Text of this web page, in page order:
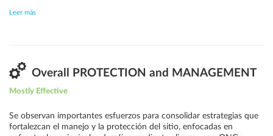
y los deslizamientos de tierra en zonas localizadas del Parque
Leer más
Overall PROTECTION and MANAGEMENT
Mostly Effective
Se observan importantes esfuerzos para consolidar estrategias que
fortalezcan el manejo y la protección del sitio, enfocadas en